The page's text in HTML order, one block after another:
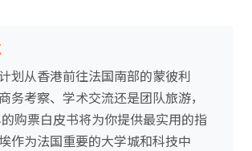
划从香港前往法国南部的蒙彼利
务考察、学术交流还是团队旅游，
购票白皮书将为你提供最实用的指
作为法国重要的大学城和科技中